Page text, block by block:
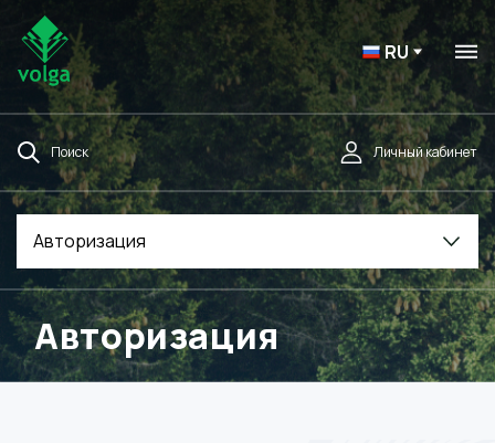
RU
Поиск Личный кабинет
Авторизация
Авторизация